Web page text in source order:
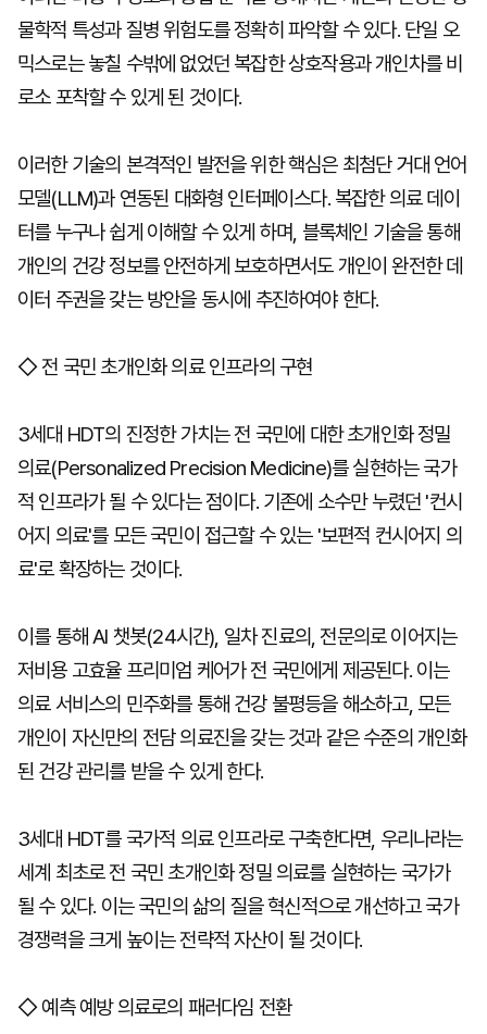
물학적 특성과 질병 위험도를 정확히 파악할 수 있다. 단일 오
믹스로는 놓칠 수밖에 없었던 복잡한 상호작용과 개인차를 비
로소 포착할 수 있게 된 것이다.
이러한 기술의 본격적인 발전을 위한 핵심은 최첨단 거대 언어
모델(LLM)과 연동된 대화형 인터페이스다. 복잡한 의료 데이
터를 누구나 쉽게 이해할 수 있게 하며, 블록체인 기술을 통해
개인의 건강 정보를 안전하게 보호하면서도 개인이 완전한 데
이터 주권을 갖는 방안을 동시에 추진하여야 한다.
◇ 전 국민 초개인화 의료 인프라의 구현
3세대 HDT의 진정한 가치는 전 국민에 대한 초개인화 정밀
의료(Personalized Precision Medicine)를 실현하는 국가
적 인프라가 될 수 있다는 점이다. 기존에 소수만 누렸던 '컨시
어지 의료'를 모든 국민이 접근할 수 있는 '보편적 컨시어지 의
료'로 확장하는 것이다.
이를 통해 AI 챗봇(24시간), 일차 진료의, 전문의로 이어지는
저비용 고효율 프리미엄 케어가 전 국민에게 제공된다. 이는
의료 서비스의 민주화를 통해 건강 불평등을 해소하고, 모든
개인이 자신만의 전담 의료진을 갖는 것과 같은 수준의 개인화
된 건강 관리를 받을 수 있게 한다.
3세대 HDT를 국가적 의료 인프라로 구축한다면, 우리나라는
세계 최초로 전 국민 초개인화 정밀 의료를 실현하는 국가가
될 수 있다. 이는 국민의 삶의 질을 혁신적으로 개선하고 국가
경쟁력을 크게 높이는 전략적 자산이 될 것이다.
◇ 예측 예방 의료로의 패러다임 전환